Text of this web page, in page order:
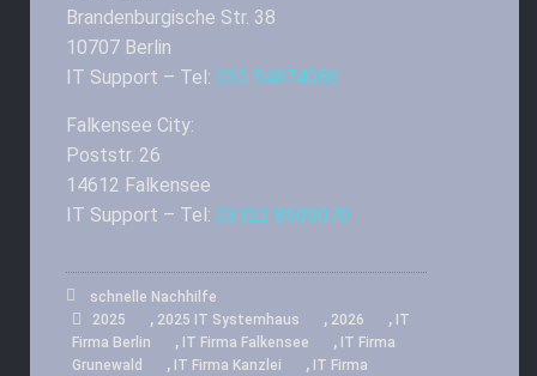
Brandenburgische Str. 38
10707 Berlin
IT Support – Tel: 030 54874086
Falkensee City:
Poststr. 26
14612 Falkensee
IT Support – Tel: 03322 8509070
schnelle Nachhilfe
2025
, 2025 IT Systemhaus , 2026 , IT
Firma Berlin
, IT Firma Falkensee , IT Firma
Grunewald
, IT Firma Kanzlei , IT Firma